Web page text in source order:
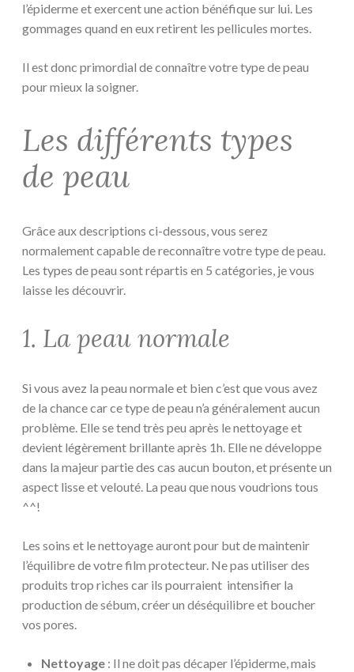
l’épiderme et exercent une action bénéfique sur lui. Les
gommages quand en eux retirent les pellicules mortes.
Il est donc primordial de connaître votre type de peau
pour mieux la soigner.
Les différents types
de peau
Grâce aux descriptions ci-dessous, vous serez
normalement capable de reconnaître votre type de peau.
Les types de peau sont répartis en 5 catégories, je vous
laisse les découvrir.
1. La peau normale
Si vous avez la peau normale et bien c’est que vous avez
de la chance car ce type de peau n’a généralement aucun
problème. Elle se tend très peu après le nettoyage et
devient légèrement brillante après 1h. Elle ne développe
dans la majeur partie des cas aucun bouton, et présente un
aspect lisse et velouté. La peau que nous voudrions tous
^^!
Les soins et le nettoyage auront pour but de maintenir
l’équilibre de votre film protecteur. Ne pas utiliser des
produits trop riches car ils pourraient intensifier la
production de sébum, créer un déséquilibre et boucher
vos pores.
Nettoyage : Il ne doit pas décaper l’épiderme, mais